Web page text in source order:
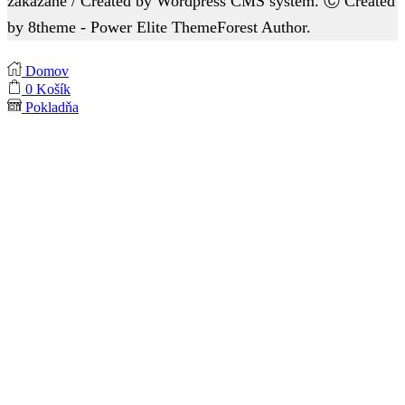
by 8theme - Power Elite ThemeForest Author.
Domov
0 Košík
Pokladňa